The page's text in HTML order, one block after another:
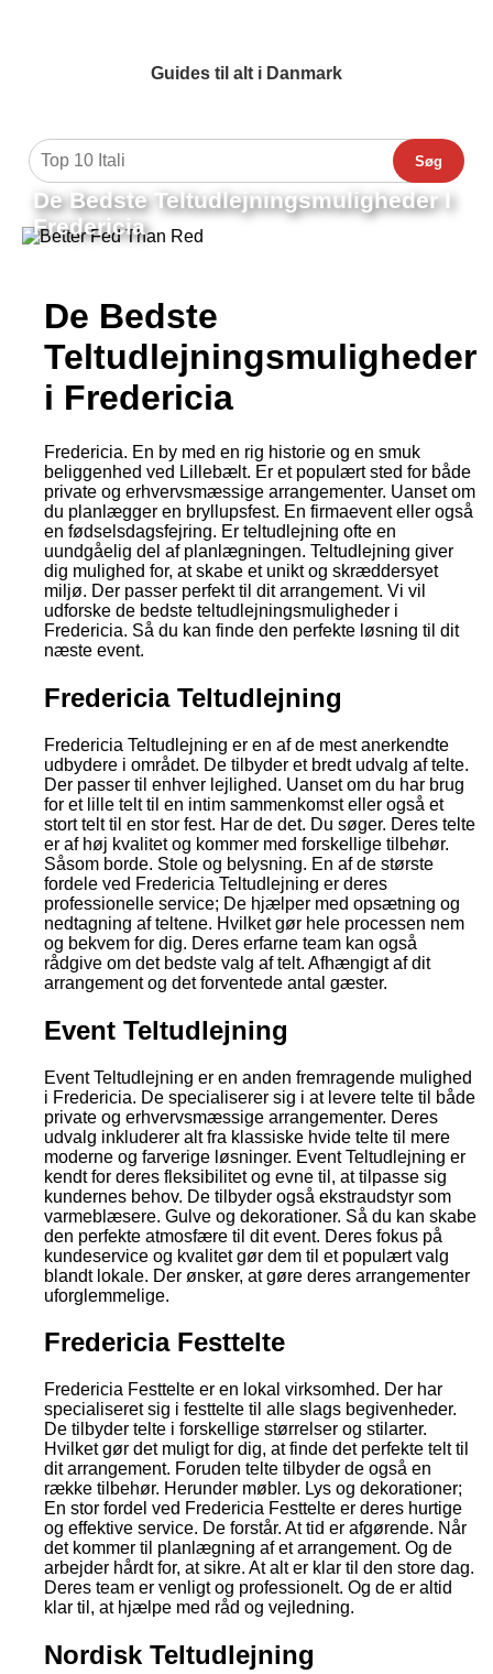
Guides til alt i Danmark
Søg
De Bedste Teltudlejningsmuligheder I
Fredericia
De Bedste
Teltudlejningsmuligheder
i Fredericia
Fredericia. En by med en rig historie og en smuk
beliggenhed ved Lillebælt. Er et populært sted for både
private og erhvervsmæssige arrangementer. Uanset om
du planlægger en bryllupsfest. En firmaevent eller også
en fødselsdagsfejring. Er teltudlejning ofte en
uundgåelig del af planlægningen. Teltudlejning giver
dig mulighed for, at skabe et unikt og skræddersyet
miljø. Der passer perfekt til dit arrangement. Vi vil
udforske de bedste teltudlejningsmuligheder i
Fredericia. Så du kan finde den perfekte løsning til dit
næste event.
Fredericia Teltudlejning
Fredericia Teltudlejning er en af de mest anerkendte
udbydere i området. De tilbyder et bredt udvalg af telte.
Der passer til enhver lejlighed. Uanset om du har brug
for et lille telt til en intim sammenkomst eller også et
stort telt til en stor fest. Har de det. Du søger. Deres telte
er af høj kvalitet og kommer med forskellige tilbehør.
Såsom borde. Stole og belysning. En af de største
fordele ved Fredericia Teltudlejning er deres
professionelle service; De hjælper med opsætning og
nedtagning af teltene. Hvilket gør hele processen nem
og bekvem for dig. Deres erfarne team kan også
rådgive om det bedste valg af telt. Afhængigt af dit
arrangement og det forventede antal gæster.
Event Teltudlejning
Event Teltudlejning er en anden fremragende mulighed
i Fredericia. De specialiserer sig i at levere telte til både
private og erhvervsmæssige arrangementer. Deres
udvalg inkluderer alt fra klassiske hvide telte til mere
moderne og farverige løsninger. Event Teltudlejning er
kendt for deres fleksibilitet og evne til, at tilpasse sig
kundernes behov. De tilbyder også ekstraudstyr som
varmeblæsere. Gulve og dekorationer. Så du kan skabe
den perfekte atmosfære til dit event. Deres fokus på
kundeservice og kvalitet gør dem til et populært valg
blandt lokale. Der ønsker, at gøre deres arrangementer
uforglemmelige.
Fredericia Festtelte
Fredericia Festtelte er en lokal virksomhed. Der har
specialiseret sig i festtelte til alle slags begivenheder.
De tilbyder telte i forskellige størrelser og stilarter.
Hvilket gør det muligt for dig, at finde det perfekte telt til
dit arrangement. Foruden telte tilbyder de også en
række tilbehør. Herunder møbler. Lys og dekorationer;
En stor fordel ved Fredericia Festtelte er deres hurtige
og effektive service. De forstår. At tid er afgørende. Når
det kommer til planlægning af et arrangement. Og de
arbejder hårdt for, at sikre. At alt er klar til den store dag.
Deres team er venligt og professionelt. Og de er altid
klar til, at hjælpe med råd og vejledning.
Nordisk Teltudlejning